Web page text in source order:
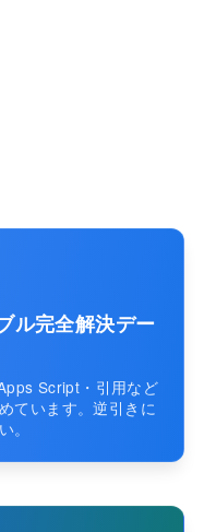
ル完全解決デー
Script・引用など
ています。逆引きに
。